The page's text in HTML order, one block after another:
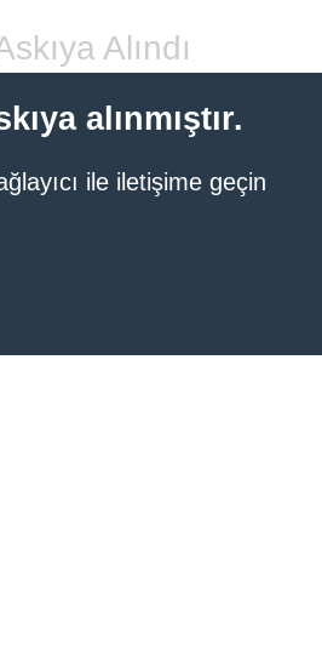
Alındı
alınmıştır.
ile iletişime geçin